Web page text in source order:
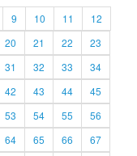
9 10 11
12
20 21 22
23
31 32 33
34
42 43 44
45
53 54 55
56
64 65 66
67